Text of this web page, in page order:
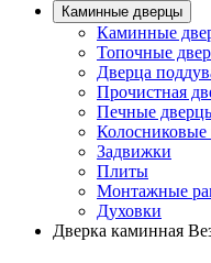
Каминные дверцы
Каминные
Топочные
Дверца
Прочистная
Печные
Колосниковые
Задвижки
Плиты
Монтажные
Духовки
Дверка каминная